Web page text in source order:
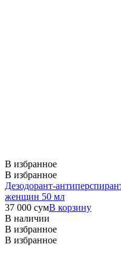
В избранное
В избранное
Дезодорант-
женщин 50 мл
37 000 сумВ корзину
В наличии
В избранное
В избранное